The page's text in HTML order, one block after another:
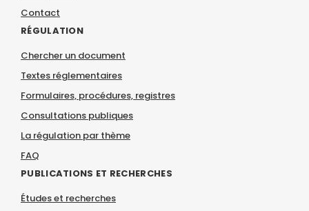
Contact
RÉGULATION
Chercher un document
Textes réglementaires
Formulaires, procédures, registres
Consultations publiques
La régulation par thème
FAQ
PUBLICATIONS ET RECHERCHES
Études et recherches